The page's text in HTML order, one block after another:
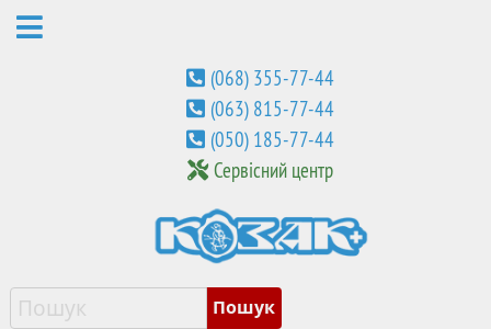
(068) 355-77-44
(063) 815-77-44
(050) 185-77-44
Сервісний центр